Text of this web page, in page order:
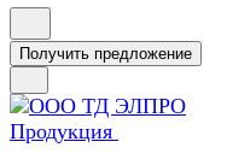
Получить предложение
Продукция